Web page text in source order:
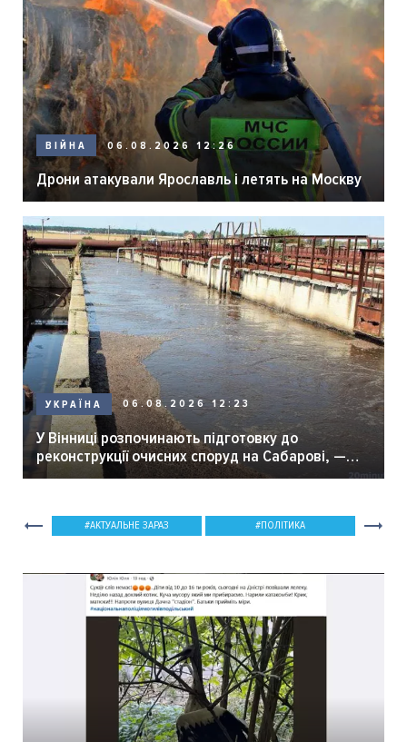
ВІЙНА 06.08.2026 12:26
Дрони атакували Ярославль і летять на Москву
УКРАЇНА 06.08.2026 12:23
У Вінниці розпочинають підготовку до
реконструкції очисних споруд на Сабарові, —
мер Вінниці.
АКТУАЛЬНЕ ЗАРАЗ ПОЛІТИКА